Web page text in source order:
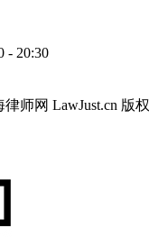
- 20:30
师网 LawJust.cn 版权